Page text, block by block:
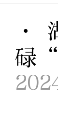
·
碌